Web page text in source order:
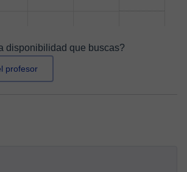
disponibilidad que buscas?
profesor